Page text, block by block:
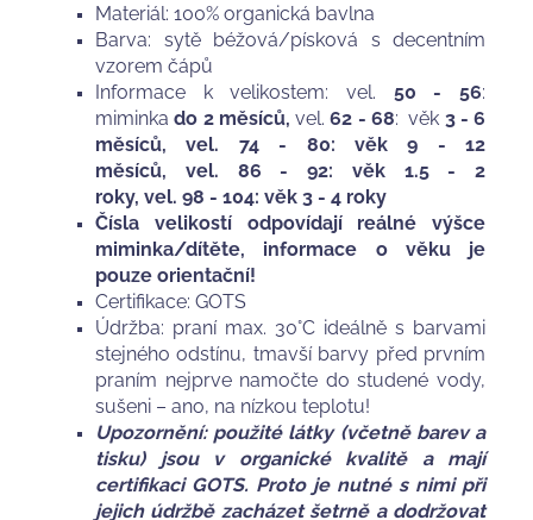
Materiál: 100% organická bavlna
Barva: sytě béžová/písková s decentním
vzorem čápů
Informace k velikostem: vel. 50 - 56:
miminkado 2 měsíců, vel.62 - 68: věk 3 - 6
měsíců, vel. 74 - 80: věk 9 - 12
měsíců, vel. 86 - 92: věk 1.5 - 2
roky, vel. 98 - 104: věk 3 - 4 roky
Čísla velikostí odpovídají reálné výšce
miminka/dítěte, informace o věku je
pouze orientační!
Certifikace: GOTS
Údržba: praní max. 30°C ideálně s barvami
stejného odstínu, tmavší barvy před prvním
praním nejprve namočte do studené vody,
sušeni – ano, na nízkou teplotu!
Upozornění: použité látky (včetně barev a
tisku) jsou v organické kvalitě a mají
certifikaci GOTS. Proto je nutné s nimi při
jejich údržbě zacházet šetrně a dodržovat